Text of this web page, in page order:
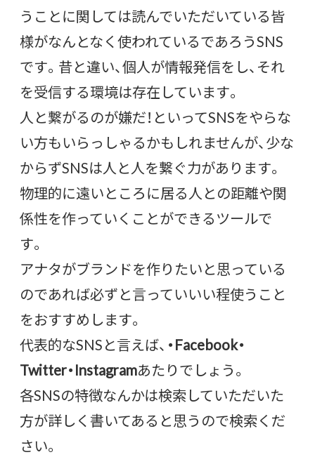
うことに関しては読んでいただいている皆
様がなんとなく使われているであろうSNS
です。昔と違い、個人が情報発信をし、それ
を受信する環境は存在しています。
人と繋がるのが嫌だ！といってSNSをやらな
い方もいらっしゃるかもしれませんが、少な
からずSNSは人と人を繋ぐ力があります。
物理的に遠いところに居る人との距離や関
係性を作っていくことができるツールで
す。
アナタがブランドを作りたいと思っている
のであれば必ずと言っていいい程使うこと
をおすすめします。
代表的なSNSと言えば、 ・Facebook・
Twitter・Instagramあたりでしょう。
各SNSの特徴なんかは検索していただいた
方が詳しく書いてあると思うので検索くだ
さい。